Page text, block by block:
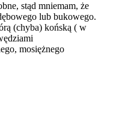
stąd mniemam, że
lub bukowego.
(chyba) końską ( w
mosiężnego